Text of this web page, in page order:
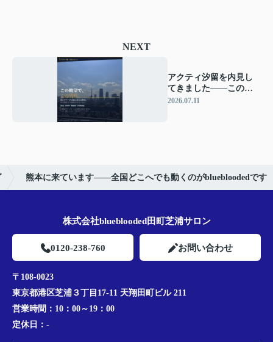
NEXT
アクティ汐留を内見し
てきました——この眺
望で、この賃料。知る
2026.07.11
熊本に来ています——全国どこへでも動くのがbluebloodedです
株式会社blueblooded田町芝浦サロン
0120-238-760 お問い合わせ
〒108-0023
東京都港区芝浦３丁目17-11 天翔田町ビル 211
営業時間： 10：00～19：00
定休日： -